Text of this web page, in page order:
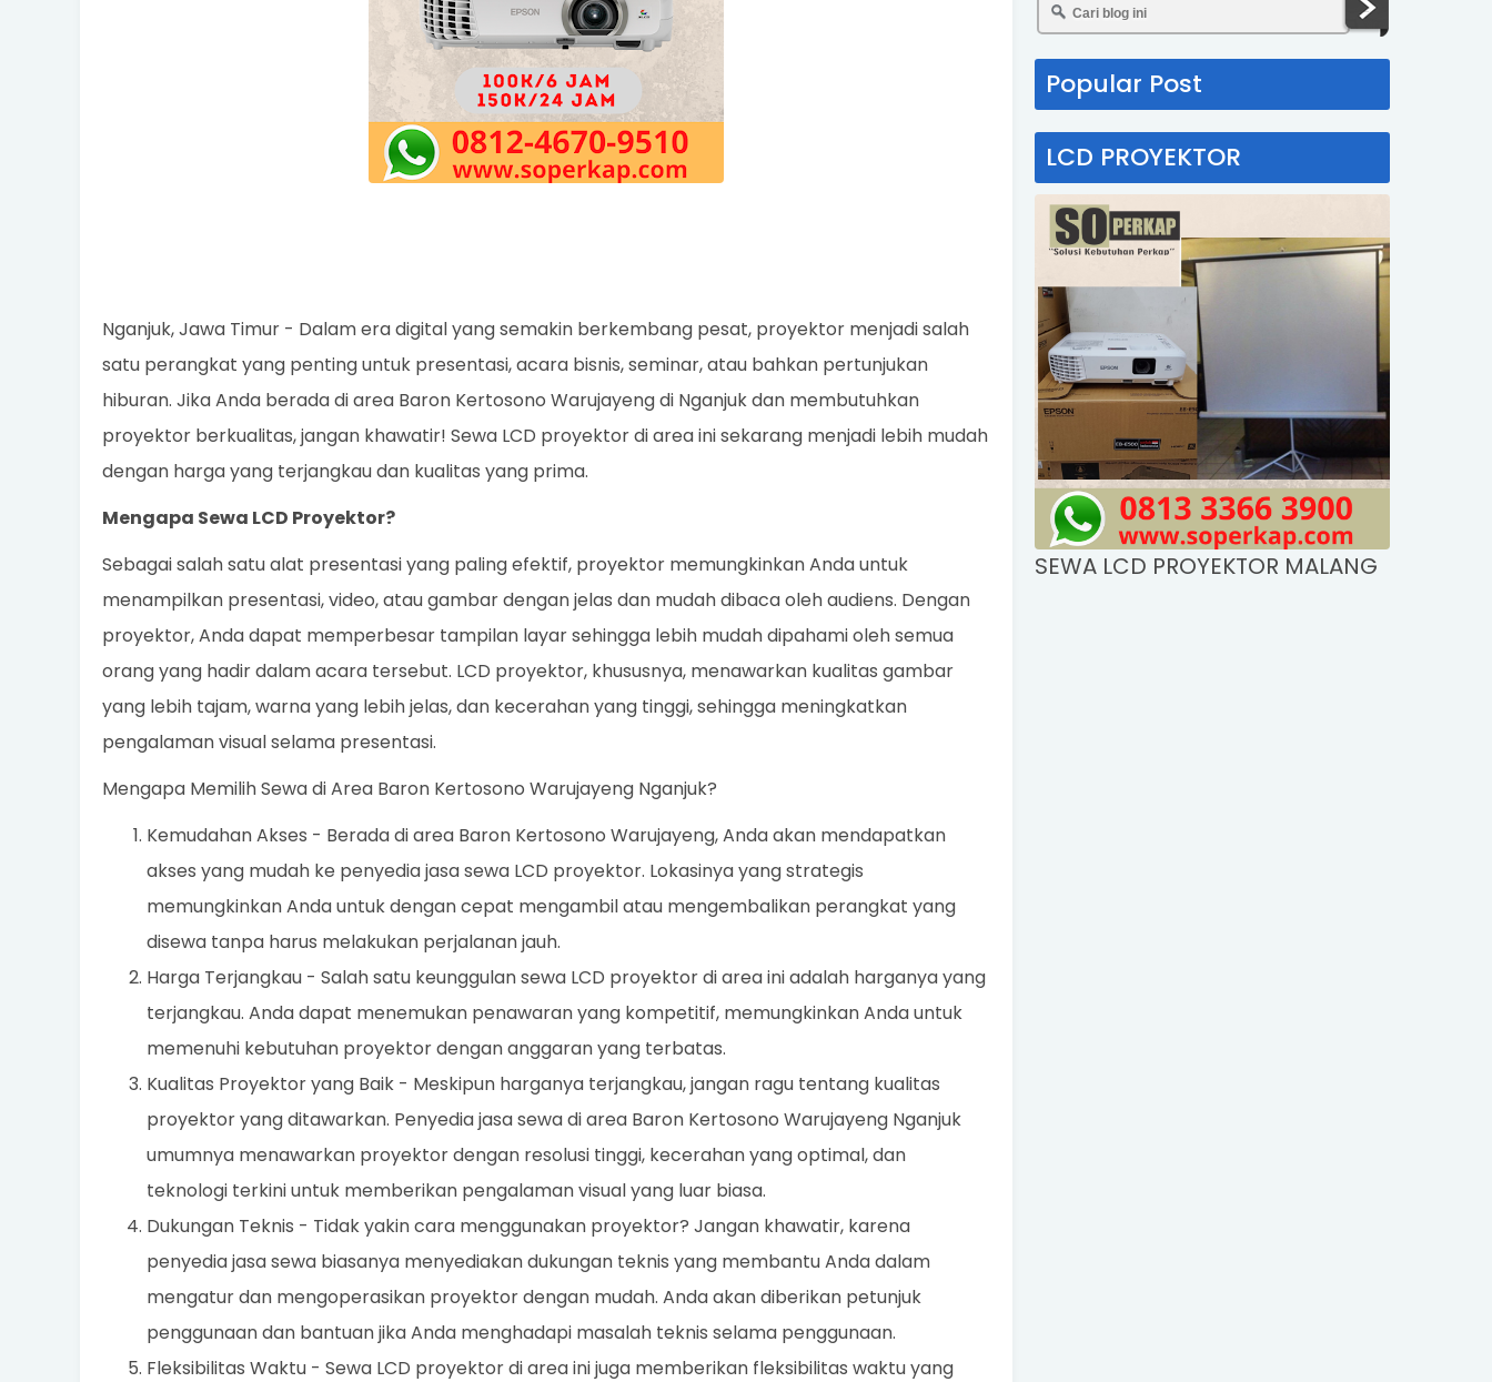
Nganjuk, Jawa Timur - Dalam era digital yang semakin berkembang pesat, proyektor menjadi salah
satu perangkat yang penting untuk presentasi, acara bisnis, seminar, atau bahkan pertunjukan
hiburan. Jika Anda berada di area Baron Kertosono Warujayeng di Nganjuk dan membutuhkan
proyektor berkualitas, jangan khawatir! Sewa LCD proyektor di area ini sekarang menjadi lebih mudah
dengan harga yang terjangkau dan kualitas yang prima.
Mengapa Sewa LCD Proyektor?
Sebagai salah satu alat presentasi yang paling efektif, proyektor memungkinkan Anda untuk
menampilkan presentasi, video, atau gambar dengan jelas dan mudah dibaca oleh audiens. Dengan
proyektor, Anda dapat memperbesar tampilan layar sehingga lebih mudah dipahami oleh semua
orang yang hadir dalam acara tersebut. LCD proyektor, khususnya, menawarkan kualitas gambar
yang lebih tajam, warna yang lebih jelas, dan kecerahan yang tinggi, sehingga meningkatkan
pengalaman visual selama presentasi.
Mengapa Memilih Sewa di Area Baron Kertosono Warujayeng Nganjuk?
Kemudahan Akses - Berada di area Baron Kertosono Warujayeng, Anda akan mendapatkan
akses yang mudah ke penyedia jasa sewa LCD proyektor. Lokasinya yang strategis
memungkinkan Anda untuk dengan cepat mengambil atau mengembalikan perangkat yang
disewa tanpa harus melakukan perjalanan jauh.
Harga Terjangkau - Salah satu keunggulan sewa LCD proyektor di area ini adalah harganya yang
terjangkau. Anda dapat menemukan penawaran yang kompetitif, memungkinkan Anda untuk
memenuhi kebutuhan proyektor dengan anggaran yang terbatas.
Kualitas Proyektor yang Baik - Meskipun harganya terjangkau, jangan ragu tentang kualitas
proyektor yang ditawarkan. Penyedia jasa sewa di area Baron Kertosono Warujayeng Nganjuk
umumnya menawarkan proyektor dengan resolusi tinggi, kecerahan yang optimal, dan
teknologi terkini untuk memberikan pengalaman visual yang luar biasa.
Dukungan Teknis - Tidak yakin cara menggunakan proyektor? Jangan khawatir, karena
penyedia jasa sewa biasanya menyediakan dukungan teknis yang membantu Anda dalam
mengatur dan mengoperasikan proyektor dengan mudah. Anda akan diberikan petunjuk
penggunaan dan bantuan jika Anda menghadapi masalah teknis selama penggunaan.
Fleksibilitas Waktu - Sewa LCD proyektor di area ini juga memberikan fleksibilitas waktu yang
Popular Post
LCD PROYEKTOR
SEWA LCD PROYEKTOR MALANG